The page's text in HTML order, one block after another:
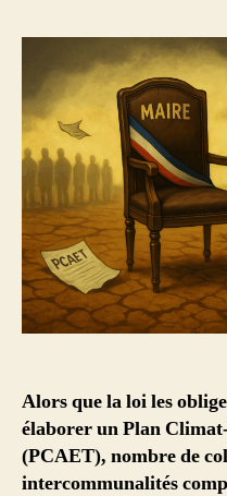
Alors que la loi les
élaborer un Plan
(PCAET), nombre de
intercommunalités